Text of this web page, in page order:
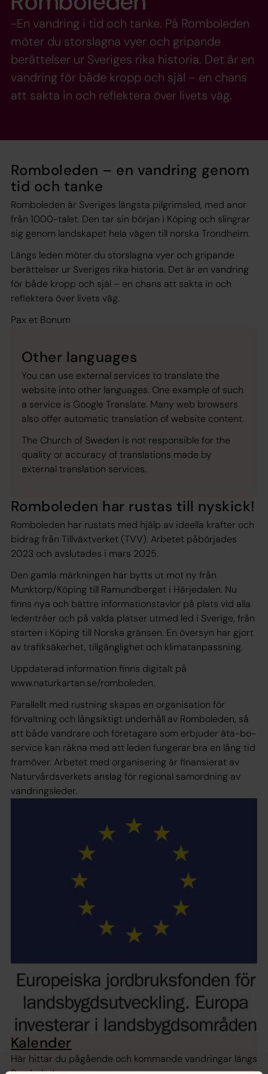
-En vandring i tid och tanke. På Romboleden
möter du storslagna vyer och gripande
berättelser ur Sveriges rika historia. Det är en
vandring för både kropp och själ – en chans
att sakta in och reflektera över livets väg.
Romboleden – en vandring genom
tid och tanke
Romboleden är Sveriges längsta pilgrimsled, med anor
från 1000-talet. Den tar sin början i Köping och slingrar
sig genom landskapet hela vägen till norska Trondheim.
Längs leden möter du storslagna vyer och gripande
berättelser ur Sveriges rika historia. Det är en vandring
för både kropp och själ – en chans att sakta in och
reflektera över livets väg.
Pax et Bonum
Other languages
You can use external services to translate the
website into other languages. One example of such
a service is Google Translate. Many web browsers
also offer automatic translation of website content.
The Church of Sweden is not responsible for the
quality or accuracy of translations made by
external translation services.
Romboleden har rustas till nyskick!
Romboleden har rustats med hjälp av ideella krafter och
bidrag från Tillväxtverket (TVV). Arbetet påbörjades
2023 och avslutades i mars 2025.
Den gamla märkningen har bytts ut mot ny från
Munktorp/Köping till Ramundberget i Härjedalen. Nu
finns nya och bättre informationstavlor på plats vid alla
ledentréer och på valda platser utmed led i Sverige, från
starten i Köping till Norska gränsen. En översyn har gjort
av trafiksäkerhet, tillgänglighet och klimatanpassning.
Uppdaterad information finns digitalt på
www.naturkartan.se/romboleden.
Parallellt med rustning skapas en organisation för
förvaltning och långsiktigt underhåll av Romboleden, så
att både vandrare och företagare som erbjuder äta-bo-
service kan räkna med att leden fungerar bra en lång tid
framöver. Arbetet med organisering är finansierat av
Naturvårdsverkets anslag för regional samordning av
vandringsleder.
Kalender
Här hittar du pågående och kommande vandringar längs